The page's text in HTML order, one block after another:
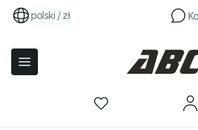
polski / zł